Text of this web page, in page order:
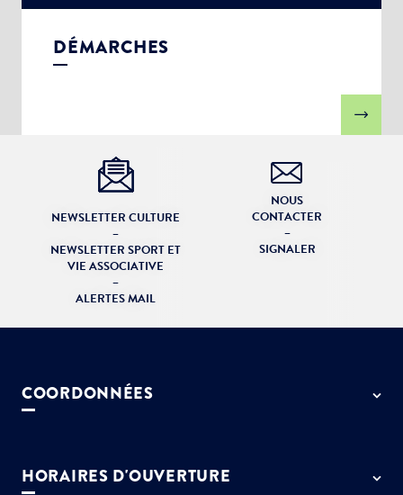
DÉMARCHES
NEWSLETTER CULTURE
–
NEWSLETTER SPORT ET
VIE ASSOCIATIVE
–
ALERTES MAIL
NOUS
CONTACTER
–
SIGNALER
COORDONNÉES
01 64 13 55 55
HORAIRES D'OUVERTURE